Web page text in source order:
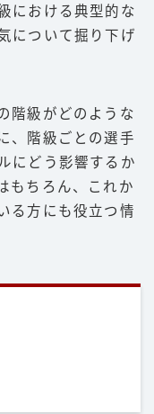
における典型的な
について掘り下げ
階級がどのような
、階級ごとの選手
にどう影響するか
もちろん、これか
る方にも役立つ情